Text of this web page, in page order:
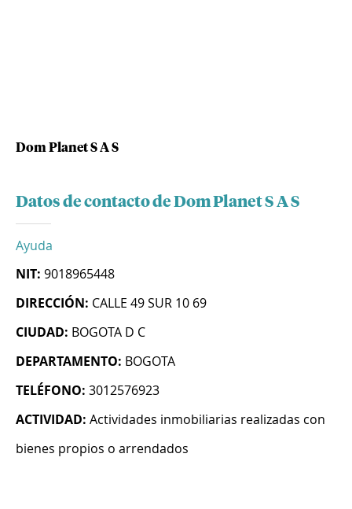
Dom Planet S A S
Datos de contacto de Dom Planet S A S
Ayuda
NIT: 9018965448
DIRECCIÓN: CALLE 49 SUR 10 69
CIUDAD: BOGOTA D C
DEPARTAMENTO: BOGOTA
TELÉFONO: 3012576923
ACTIVIDAD: Actividades inmobiliarias realizadas con
bienes propios o arrendados